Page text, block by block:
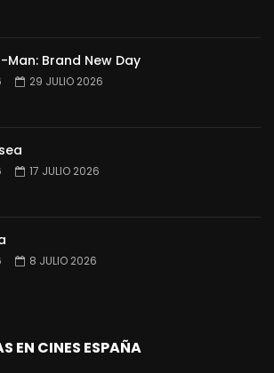
Man: Brand New Day
29 JULIO 2026
17 JULIO 2026
8 JULIO 2026
EN CINES ESPAÑA